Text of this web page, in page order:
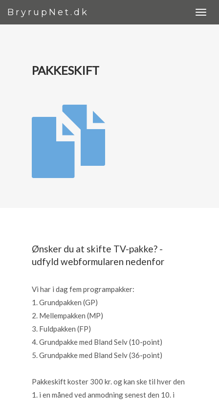
BryrupNet.dk
PAKKESKIFT
Ønsker du at skifte TV-pakke? -
udfyld webformularen nedenfor
Vi har i dag fem programpakker:
1. Grundpakken (GP)
2. Mellempakken (MP)
3. Fuldpakken (FP)
4. Grundpakke med Bland Selv (10-point)
5. Grundpakke med Bland Selv (36-point)
Pakkeskift koster 300 kr. og kan ske til hver den
1. i en måned ved anmodning senest den 10. i